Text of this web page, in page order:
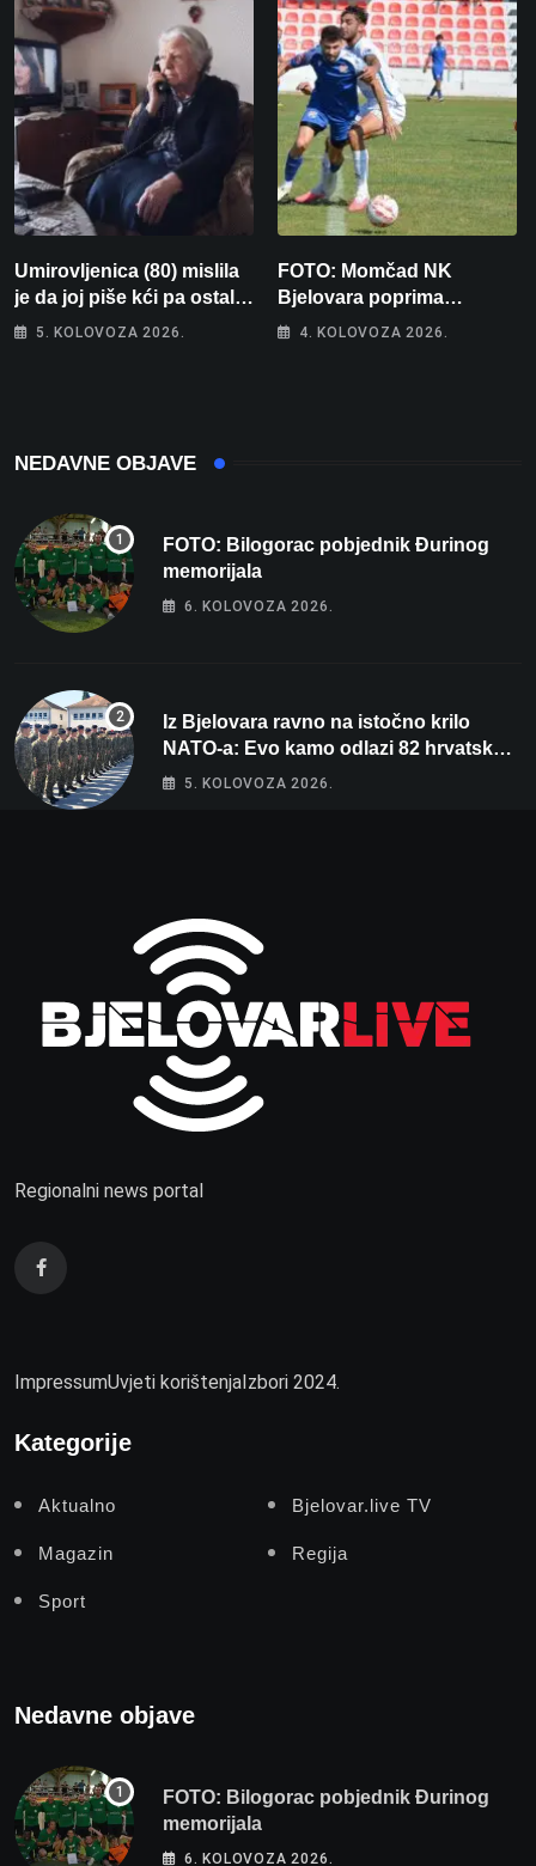
Umirovljenica (80) mislila
je da joj piše kći pa ostala
bez 1000 eura
5. KOLOVOZA 2026.
FOTO: Momčad NK
Bjelovara poprima
jesenski izgled
4. KOLOVOZA 2026.
NEDAVNE OBJAVE
FOTO: Bilogorac pobjednik Đurinog
memorijala
6. KOLOVOZA 2026.
Iz Bjelovara ravno na istočno krilo
NATO-a: Evo kamo odlazi 82 hrvatska
vojnika i 6 vojnikinja
5. KOLOVOZA 2026.
Regionalni news portal
ImpressumUvjeti korištenjaIzbori 2024.
Kategorije
Aktualno Bjelovar.live TV
Magazin Regija
Sport
Nedavne objave
FOTO: Bilogorac pobjednik Đurinog
memorijala
6. KOLOVOZA 2026.